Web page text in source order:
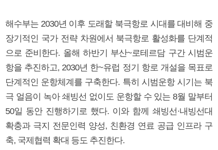
해수부는 2030년 이후 도래할 북극항로 시대를 대비해 중
장기적인 국가 전략 차원에서 북극항로 활성화를 단계적
으로 준비한다. 올해 하반기 부산~로테르담 구간 시범운
항을 추진하고, 2030년 한~유럽 정기 항로 개설을 목표로
단계적인 운항체계를 구축한다. 특히 시범운항 시기는 북
극 얼음이 녹아 쇄빙선 없이도 운항할 수 있는 8월 말부터
50일 동안 진행하기로 했다. 이와 함께 쇄빙선·내빙선대
확충과 극지 전문인력 양성, 친환경 연료 공급 인프라 구
축, 국제협력 확대 등도 추진한다.